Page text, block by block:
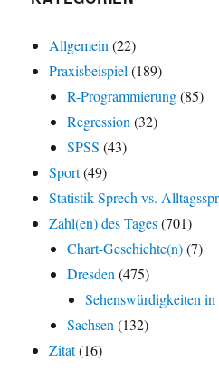
Allgemein (22)
Praxisbeispiel (189)
R-Programmierung(85)
Regression (32)
SPSS (43)
Sport(49)
Statistik-Sprech vs.
Zahl(en) des Tages(701)
Chart-Geschichte(n)(7)
Dresden (475)
Sehenswürdigkeiten
Sachsen (132)
Zitat(16)